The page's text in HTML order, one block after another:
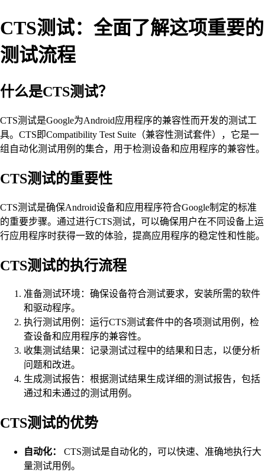
CTS测试：全面了解这项重要的
测试流程
什么是CTS测试？
CTS测试是Google为Android应用程序的兼容性而开发的测试工
具。CTS即Compatibility Test Suite（兼容性测试套件），它是一
组自动化测试用例的集合，用于检测设备和应用程序的兼容性。
CTS测试的重要性
CTS测试是确保Android设备和应用程序符合Google制定的标准
的重要步骤。通过进行CTS测试，可以确保用户在不同设备上运
行应用程序时获得一致的体验，提高应用程序的稳定性和性能。
CTS测试的执行流程
准备测试环境：确保设备符合测试要求，安装所需的软件
和驱动程序。
执行测试用例：运行CTS测试套件中的各项测试用例，检
查设备和应用程序的兼容性。
收集测试结果：记录测试过程中的结果和日志，以便分析
问题和改进。
生成测试报告：根据测试结果生成详细的测试报告，包括
通过和未通过的测试用例。
CTS测试的优势
自动化：
CTS测试是自动化的，可以快速、准确地执行大
量测试用例。